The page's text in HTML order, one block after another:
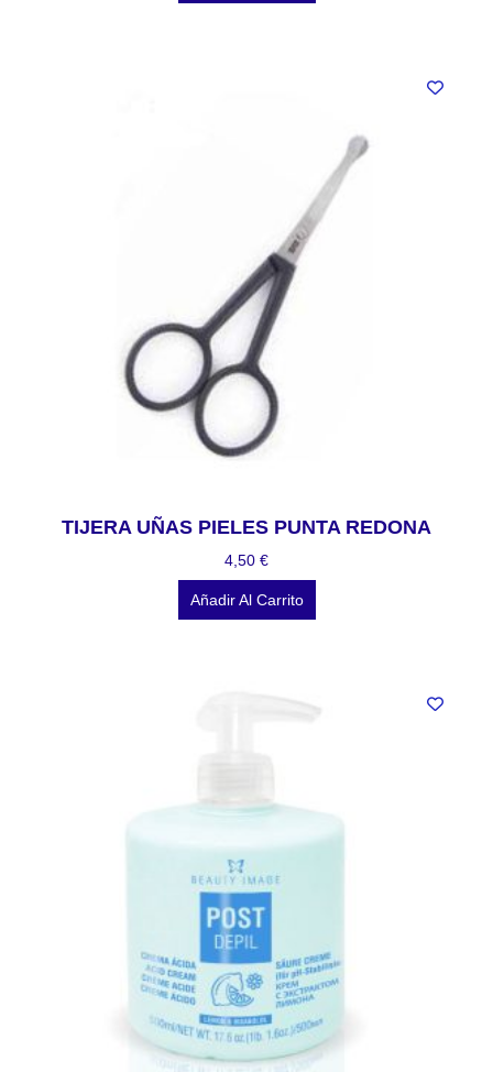
TIJERA UÑAS PIELES PUNTA REDONA
4,50 €
Añadir Al Carrito